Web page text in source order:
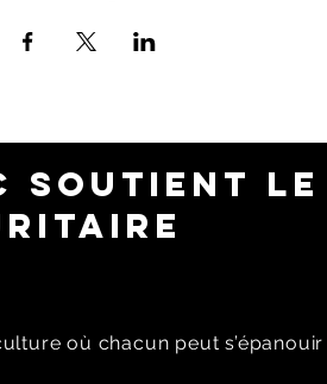
SOUTIENT LE
où chacun peut